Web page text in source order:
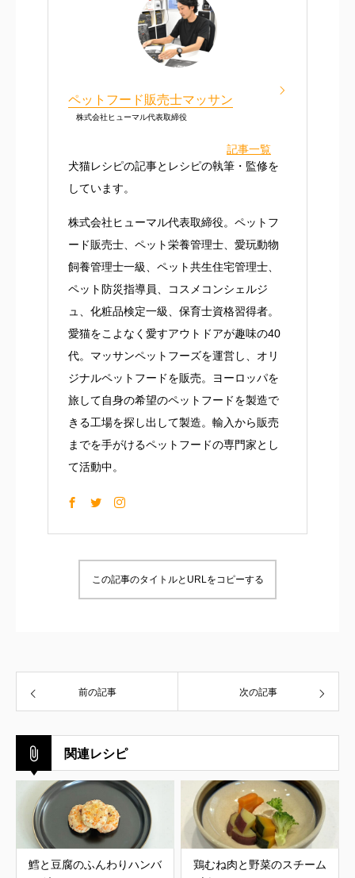
ペットフード販売士マッサン
株式会社ヒューマル代表取締役
記事一覧
犬猫レシピの記事とレシピの執筆・監修を
しています。
株式会社ヒューマル代表取締役。ペットフ
ード販売士、ペット栄養管理士、愛玩動物
飼養管理士一級、ペット共生住宅管理士、
ペット防災指導員、コスメコンシェルジ
ュ、化粧品検定一級、保育士資格習得者。
愛猫をこよなく愛すアウトドアが趣味の40
代。マッサンペットフーズを運営し、オリ
ジナルペットフードを販売。ヨーロッパを
旅して自身の希望のペットフードを製造で
きる工場を探し出して製造。輸入から販売
までを手がけるペットフードの専門家とし
て活動中。
この記事のタイトルとURLをコピーする
前の記事 次の記事
関連レシピ
鱈と豆腐のふんわりハンバ
鶏むね肉と野菜のスチーム